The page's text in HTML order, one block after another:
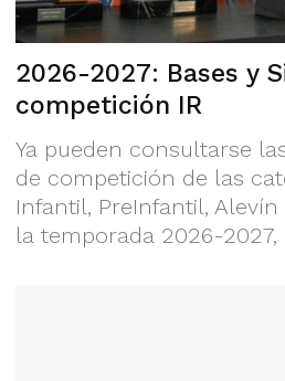
2026-2027: Bases y
competición IR
Ya pueden consultarse
de competición de las
Infantil, PreInfantil,
la temporada 2026-2027,